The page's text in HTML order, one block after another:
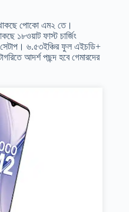
থাকছে পোকো এম২ তে।
১৮ওয়াট ফাস্ট চার্জিং
৬.৫৩ইঞ্চির ফুল এইচডি+
আদর্শ পছন্দ হবে গেমারদের